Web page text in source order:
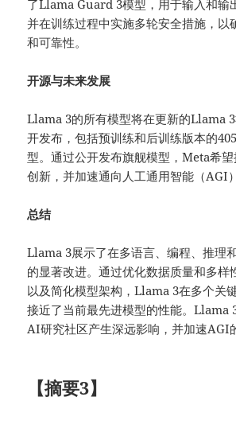
了Llama Guard 3模型，用于输入和输
并在训练过程中实施多轮安全措施，以
和可靠性。
开源与未来发展
Llama 3的所有模型将在更新的Llama
开发布，包括预训练和后训练版本的
型。通过公开发布旗舰模型，Meta希
创新，并加速通向人工通用智能（AGI
总结
Llama 3展示了在多语言、编程、推理
的显著改进。通过优化数据质量和多样
以及简化模型架构，Llama 3在多个关
接近了当前最先进模型的性能。Llama
AI研究社区产生深远影响，并加速AGI
【摘要3】